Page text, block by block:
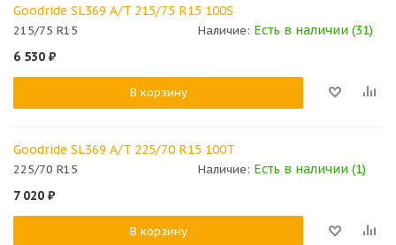
Goodride SL369 A/T 215/75 R15 100S
215/75 R15 Наличие: Есть в наличии (31)
6 530 ₽
В корзину
Goodride SL369 A/T 225/70 R15 100T
225/70 R15 Наличие: Есть в наличии (1)
7 020 ₽
В корзину